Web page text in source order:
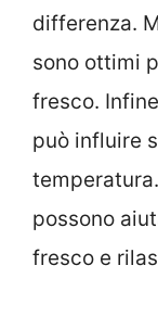
differenza.
sono ottimi
fresco.
può influire
possono
fresco e